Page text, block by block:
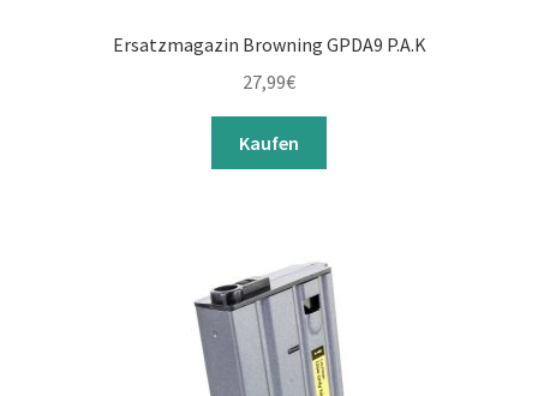
Ersatzmagazin Browning GPDA9 P.A.K
27,99€
Kaufen